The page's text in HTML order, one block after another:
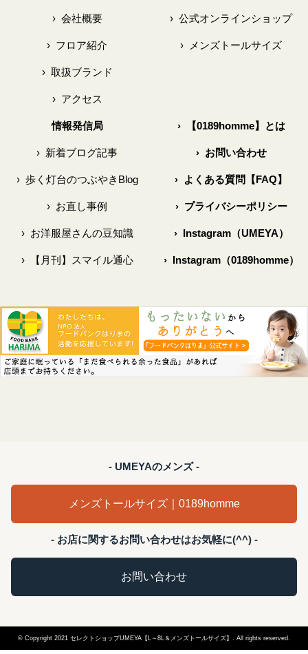
›会社概要
› フロア紹介
›取扱ブランド
›アクセス
› 公式オンラインショップ
› メンズトールサイズ
情報発信局
› 新着ブログ記事
›歩く灯台のつぶやきBlog
› お直し事例
›お洋服屋さんの豆知識
›【月刊】スマイル通心
›【0189homme】とは
›お問い合わせ
› よくある質問【FAQ】
›プライバシーポリシー
›Instagram（UMEYA）
›Instagram（0189homme）
- UMEYAのメンズ -
メンズトールサイズ｜0189homme
- お店に関するお問い合わせはお気軽に(^^) -
お問い合わせ
© Copyright 2021 セレクトショップUMEYA【L～8L＆メンズトールサイズ】. All rights reserved.